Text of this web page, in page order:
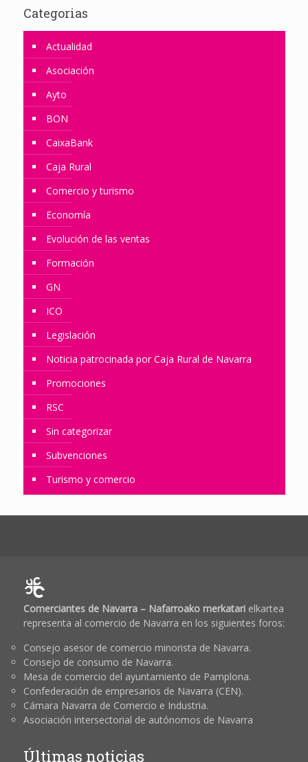
Categorias
Actualidad
Asociación
Ayto
BON
CaixaBank
Caja Rural
Comercio y turismo
Economía
Evolución de las ventas
Formación
GN
ICO
Legislación
Noticia patrocinada por Caja Rural de Navarra
Promociones
RSC
Sin categorizar
Subvenciones
Turismo y comercio
Comerciantes de Navarra – Nafarroako merkatarielkartea
representa al comercio de Navarra en los siguientes foros:
Consejo asesor de comercio minorista de Navarra.
Consejo de consumo de Navarra.
Mesa de comercio del ayuntamiento de Pamplona.
Confederación de empresarios de Navarra (CEN).
Cámara Navarra de Comercio e Industria.
Asociación intersectorial de autónomos de Navarra
Últimas noticias